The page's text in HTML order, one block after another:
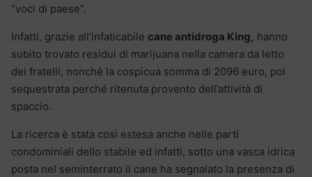
“voci di paese”.
Infatti, grazie all’infaticabile cane antidroga King, hanno
subito trovato residui di marijuana nella camera da letto
dei fratelli, nonché la cospicua somma di 2096 euro, poi
sequestrata perché ritenuta provento dell’attività di
spaccio.
La ricerca è stata così estesa anche nelle parti
condominiali dello stabile ed infatti, sotto una vasca idrica
posta nel seminterrato il cane ha segnalato la presenza di